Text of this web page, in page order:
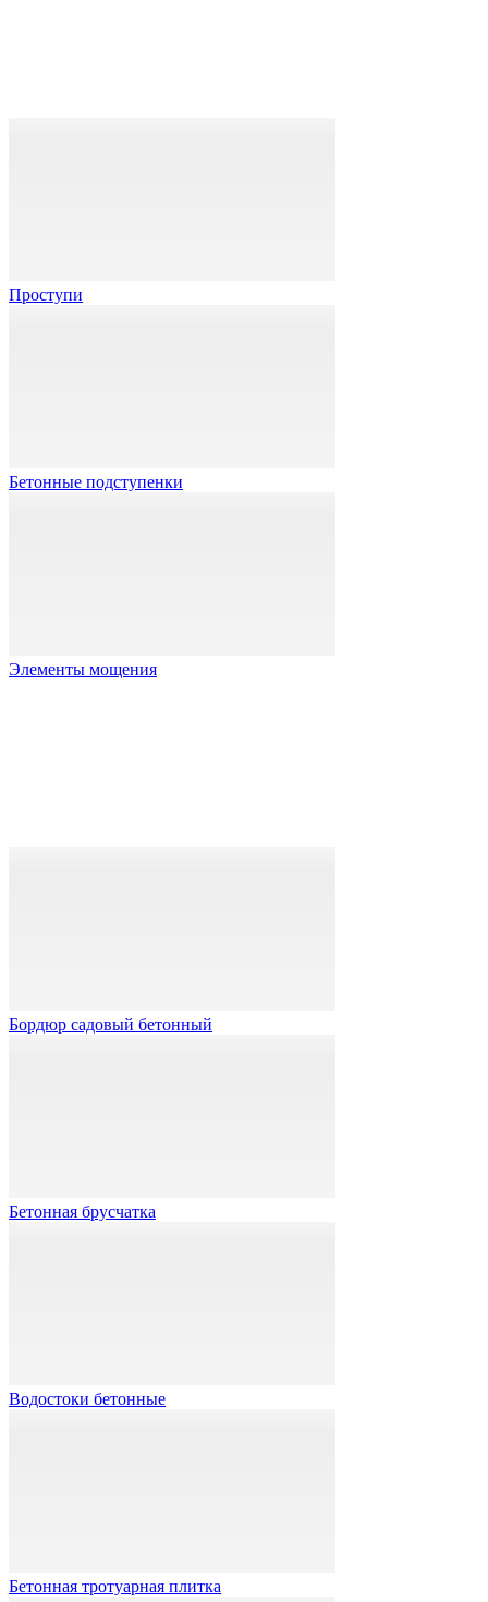
Проступи
Бетонные подступенки
Элементы мощения
Бордюр садовый бетонный
Бетонная брусчатка
Водостоки бетонные
Бетонная тротуарная плитка